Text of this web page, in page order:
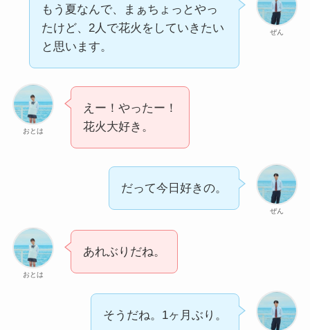
ぜん
もう夏なんで、まぁちょっとやっ
たけど、2人で花火をしていきたい
と思います。
おとは
えー！やったー！
花火大好き。
ぜん
だって今日好きの。
おとは
あれぶりだね。
そうだね。1ヶ月ぶり。